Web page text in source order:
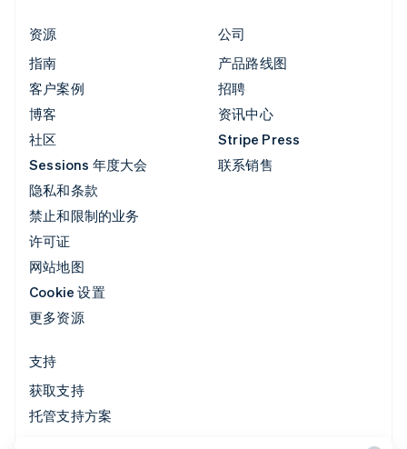
资源
指南
客户案例
博客
社区
Sessions 年度大会
隐私和条款
禁止和限制的业务
许可证
网站地图
Cookie 设置
更多资源
公司
产品路线图
招聘
资讯中心
Stripe Press
联系销售
支持
获取支持
托管支持方案